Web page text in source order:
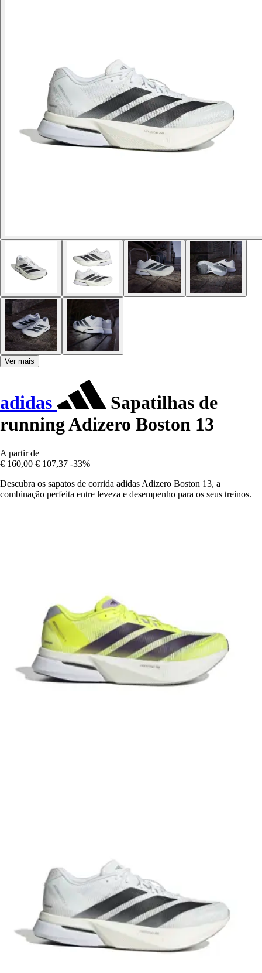
Ver mais
adidas
Sapatilhas de
running Adizero Boston 13
A partir de
€ 160,00 € 107,37 -33%
Descubra os sapatos de corrida adidas Adizero Boston 13, a
combinação perfeita entre leveza e desempenho para os seus treinos.